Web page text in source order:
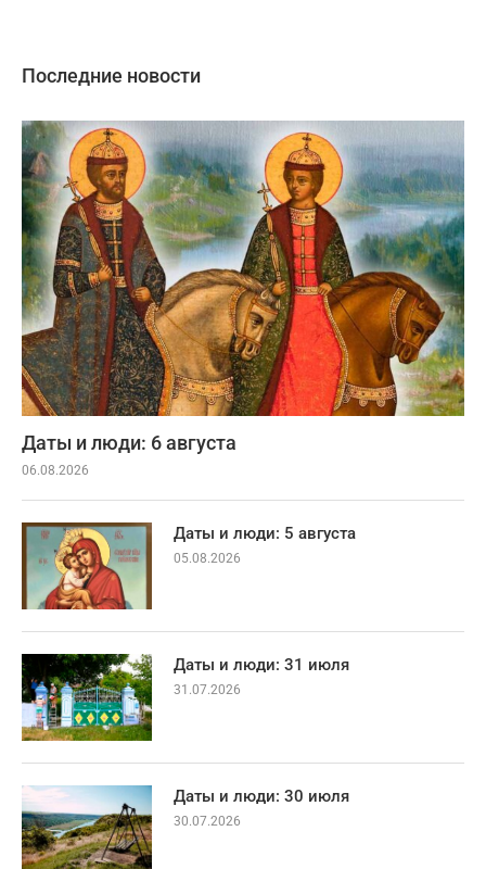
Последние новости
Даты и люди: 6 августа
06.08.2026
Даты и люди: 5 августа
05.08.2026
Даты и люди: 31 июля
31.07.2026
Даты и люди: 30 июля
30.07.2026